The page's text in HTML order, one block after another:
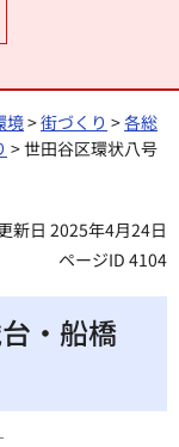
境>街づくり >各総
> 世田谷区環状八号
新日 2025年4月24日
ページID 4104
・船橋